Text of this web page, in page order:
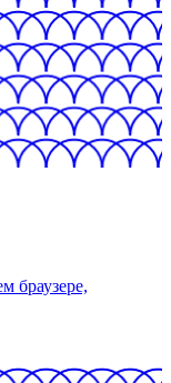
браузере,